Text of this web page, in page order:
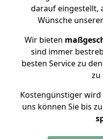
darauf eingestellt,
Wünsche
Wir bieten
sind immer
besten Service zu den
zu
Kostengünstiger
uns können Sie bis zu